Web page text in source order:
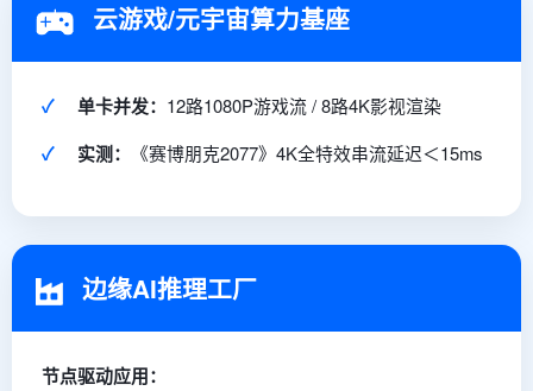
云游戏/元宇宙算力基座
✓ 单卡并发： 12路1080P游戏流 / 8路4K影视渲染
✓ 实测： 《赛博朋克2077》4K全特效串流延迟＜15ms
边缘AI推理工厂
节点驱动应用：